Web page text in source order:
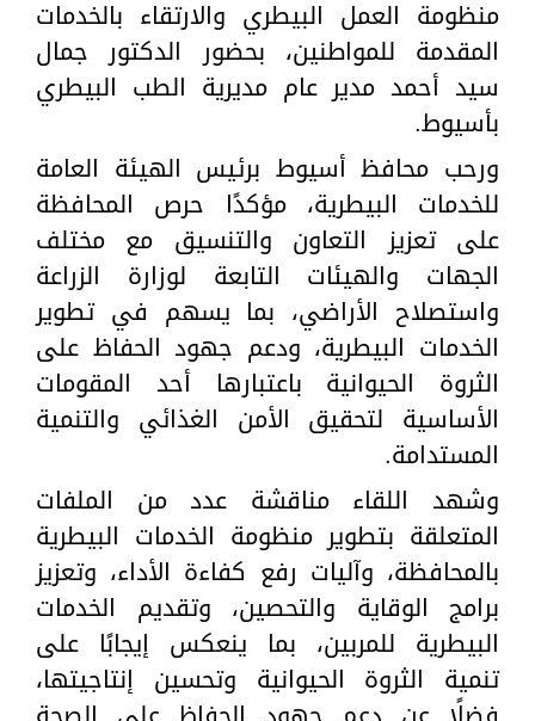
منظومة العمل البيطري والارتقاء بالخدمات
المقدمة للمواطنين، بحضور الدكتور جمال
سيد أحمد مدير عام مديرية الطب البيطري
بأسيوط.
ورحب محافظ أسيوط برئيس الهيئة العامة
للخدمات البيطرية، مؤكدًا حرص المحافظة
على تعزيز التعاون والتنسيق مع مختلف
الجهات والهيئات التابعة لوزارة الزراعة
واستصلاح الأراضي، بما يسهم في تطوير
الخدمات البيطرية، ودعم جهود الحفاظ على
الثروة الحيوانية باعتبارها أحد المقومات
الأساسية لتحقيق الأمن الغذائي والتنمية
المستدامة.
وشهد اللقاء مناقشة عدد من الملفات
المتعلقة بتطوير منظومة الخدمات البيطرية
بالمحافظة، وآليات رفع كفاءة الأداء، وتعزيز
برامج الوقاية والتحصين، وتقديم الخدمات
البيطرية للمربين، بما ينعكس إيجابًا على
تنمية الثروة الحيوانية وتحسين إنتاجيتها،